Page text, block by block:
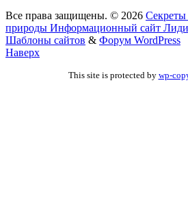
Все права защищены. © 2026 Секреты
природы Информационный сайт
Шаблоны сайтов & Форум WordPress
Наверх
This site is protected by wp-